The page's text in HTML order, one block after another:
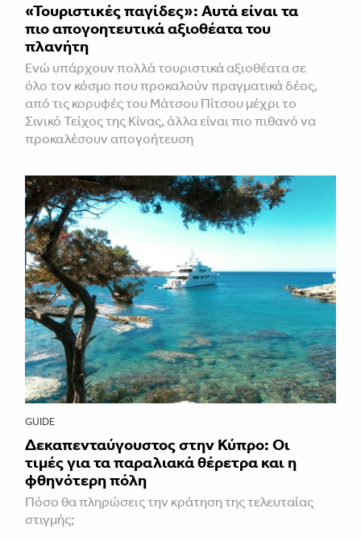
«Τουριστικές παγίδες»: Αυτά είναι τα
πιο απογοητευτικά αξιοθέατα του
πλανήτη
Ενώ υπάρχουν πολλά τουριστικά αξιοθέατα σε
όλο τον κόσμο που προκαλούν πραγματικά δέος,
από τις κορυφές του Μάτσου Πίτσου μέχρι το
Σινικό Τείχος της Κίνας, άλλα είναι πιο πιθανό να
προκαλέσουν απογοήτευση
GUIDE
Δεκαπενταύγουστος στην Κύπρο: Οι
τιμές για τα παραλιακά θέρετρα και η
φθηνότερη πόλη
Πόσο θα πληρώσεις την κράτηση της τελευταίας
στιγμής;